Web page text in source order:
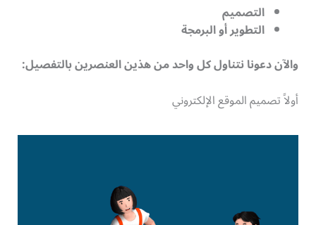
التصميم
التطوير أو البرمجة
والآن دعونا نتناول كل واحد من هذين العنصرين بالتفصيل:
أولاً تصميم الموقع الإلكتروني